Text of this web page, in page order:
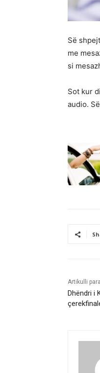
Së
me
si
Sot kur
audio.
Artikulli
Dhëndri i